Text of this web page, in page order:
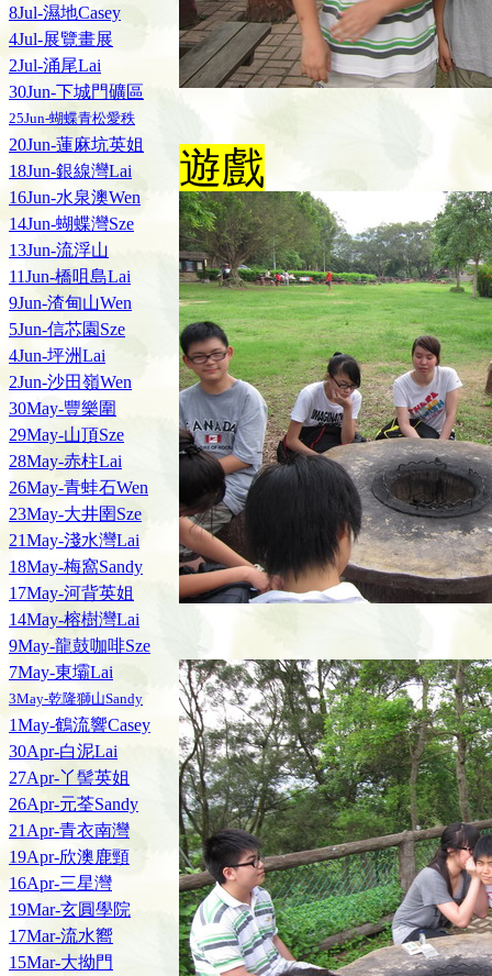
8Jul-濕地Casey
4Jul-展覽畫展
2Jul-涌尾Lai
30Jun-下城門礦區
25Jun-蝴蝶青松愛秩
20Jun-蓮麻坑英姐
18Jun-銀線灣Lai
16Jun-水泉澳Wen
14Jun-蝴蝶灣Sze
13Jun-流浮山
11Jun-橋咀島Lai
9Jun-渣甸山Wen
5Jun-信芯園Sze
4Jun-坪洲Lai
2Jun-沙田嶺Wen
30May-豐樂圍
29May-山頂Sze
28May-赤柱Lai
26May-青蛙石Wen
23May-大井圉Sze
21May-淺水灣Lai
18May-梅窩Sandy
17May-河背英姐
14May-榕樹灣Lai
9May-龍鼓咖啡Sze
7May-東壩Lai
3May-乾隆獅山Sandy
1May-鶴流響Casey
30Apr-白泥Lai
27Apr-丫髻英姐
26Apr-元荃Sandy
21Apr-青衣南灣
19Apr-欣澳鹿頸
16Apr-三星灣
19Mar-玄圓學院
17Mar-流水嚮
15Mar-大拗門
遊戲